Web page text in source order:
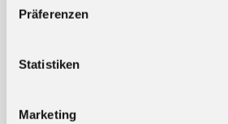
Präferenzen
Statistiken
Marketing